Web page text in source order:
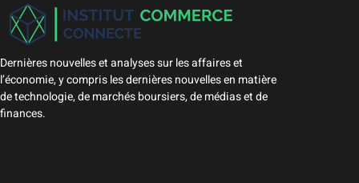
Dernières nouvelles et analyses sur les affaires et
l’économie, y compris les dernières nouvelles en matière
de technologie, de marchés boursiers, de médias et de
finances.